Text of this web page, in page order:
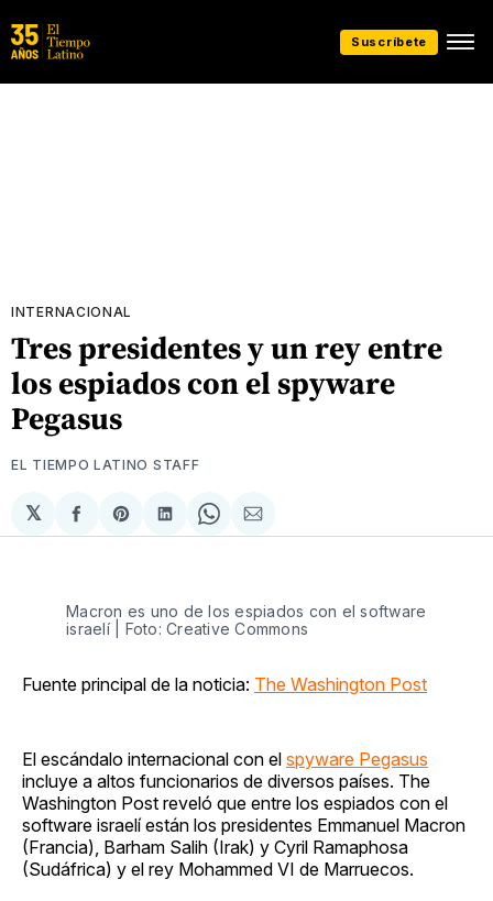
Suscríbete
INTERNACIONAL
Tres presidentes y un rey entre
los espiados con el spyware
Pegasus
EL TIEMPO LATINO STAFF
𝕏
Compartir
en
Share
on
Compartir
en
Share
on
Compartir
via
Macron es uno de los espiados con el software
israelí | Foto: Creative Commons
Fuente principal de la noticia: The Washington Post
El escándalo internacional con el spyware Pegasus
incluye a altos funcionarios de diversos países. The
Washington Post reveló que entre los espiados con el
software israelí están los presidentes Emmanuel Macron
(Francia), Barham Salih (Irak) y Cyril Ramaphosa
(Sudáfrica) y el rey Mohammed VI de Marruecos.